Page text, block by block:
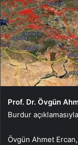
Prof. Dr. Övgün
Burdur
Övgün Ahmet Ercan,